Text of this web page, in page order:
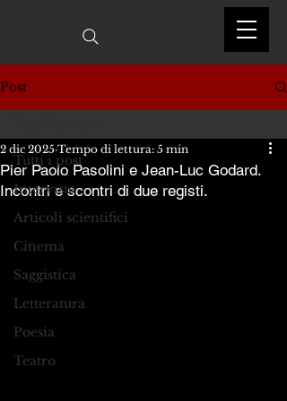
Post
Tutti i post
Interviste
Articoli scientifici
Cinema
Saggistica
Letteratura
Poesia
Teatro
Pier Paolo Pasolini e Jean-Luc Godard.
Incontri e scontri di due registi.
2 dic 2025 Tempo di lettura: 5 min